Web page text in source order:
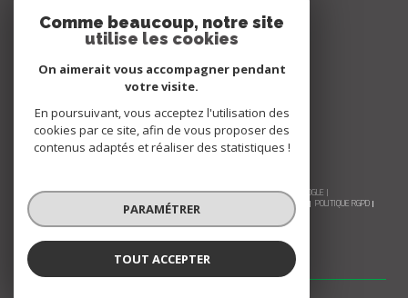
ADHÉRONS
© 2026 | TOUS DROITS RÉSERVÉS | TRADUCTION POWERED BY GOOGLE |
PLAN DU SITE MENTIONS LÉGALES NOS LIENS
POLITIQUE RGPD
COOKIES
Comme beaucoup, notre site
utilise les cookies
On aimerait vous accompagner pendant
votre visite.
En poursuivant, vous acceptez l'utilisation des
cookies par ce site, afin de vous proposer des
contenus adaptés et réaliser des statistiques !
PARAMÉTRER
TOUT ACCEPTER